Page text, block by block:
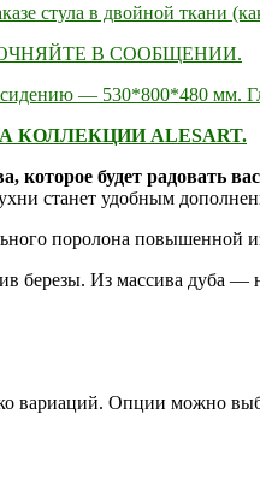
стула в двойной ткани
В СООБЩЕНИИ.
— 530*800*480 мм.
ALESART.
которое будет
станет удобным
поролона повышенной
березы. Из массива дуба —
вариаций. Опции можно